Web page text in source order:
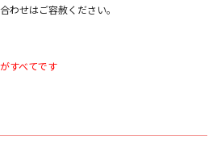
せはご容赦ください。
すべてです
。